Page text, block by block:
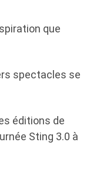
que
spectacles se
éditions de
Sting 3.0 à